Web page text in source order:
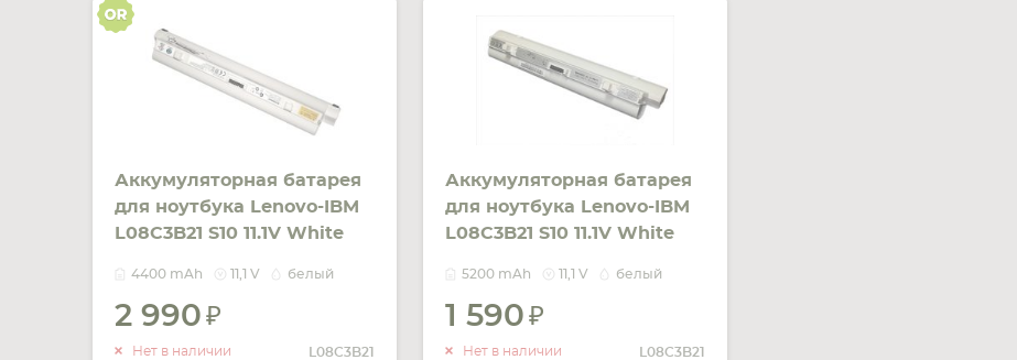
Аккумуляторная батарея
для ноутбука Lenovo-IBM
L08C3B21 S10 11.1V White
4400 mAh 11,1 V белый
2 990
Нет в наличии L08C3B21
О НАЛИЧИИ
Аккумуляторная батарея
для ноутбука Lenovo-IBM
L08C3B21 S10 11.1V White
5200 mAh 11,1 V белый
1 590
Нет в наличии L08C3B21
О НАЛИЧИИ